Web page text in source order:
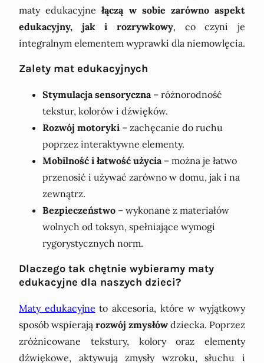
maty edukacyjnełączą w sobie zarówno aspekt
edukacyjny, jak i rozrywkowy, co czyni je
integralnym elementem wyprawki dla niemowlęcia.
Zalety mat edukacyjnych
Stymulacja sensoryczna – różnorodność
tekstur, kolorów i dźwięków.
Rozwój motoryki – zachęcanie do ruchu
poprzez interaktywne elementy.
Mobilność i łatwość użycia – można je łatwo
przenosić i używać zarówno w domu, jak i na
zewnątrz.
Bezpieczeństwo – wykonane z materiałów
wolnych od toksyn, spełniające wymogi
rygorystycznych norm.
Dlaczego tak chętnie wybieramy maty
edukacyjne dla naszych dzieci?
Maty edukacyjne to akcesoria, które w wyjątkowy
sposób wspierają rozwój zmysłów dziecka. Poprzez
zróżnicowane tekstury, kolory oraz elementy
dźwiękowe, aktywują zmysły wzroku, słuchu i